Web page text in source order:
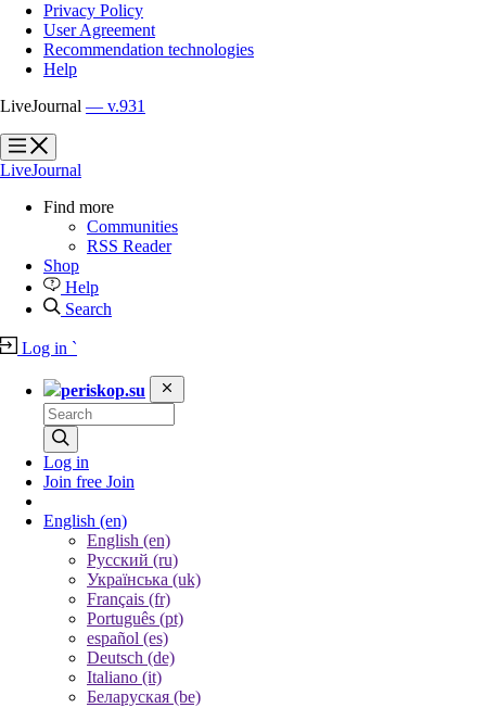
Privacy Policy
User Agreement
Recommendation technologies
Help
LiveJournal — v.931
?
?
LiveJournal
Find more
Communities
RSS Reader
Shop
Help
Search
Log in `
periskop.su
Log in
Join free Join
English (en)
English (en)
Русский (ru)
Українська (uk)
Français (fr)
Português (pt)
español (es)
Deutsch (de)
Italiano (it)
Беларуская (be)